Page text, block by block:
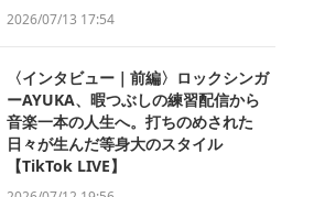
2026/07/13 17:54
〈インタビュー｜前編〉ロックシンガ
ーAYUKA、暇つぶしの練習配信から
音楽一本の人生へ。打ちのめされた
日々が生んだ等身大のスタイル
【TikTok LIVE】